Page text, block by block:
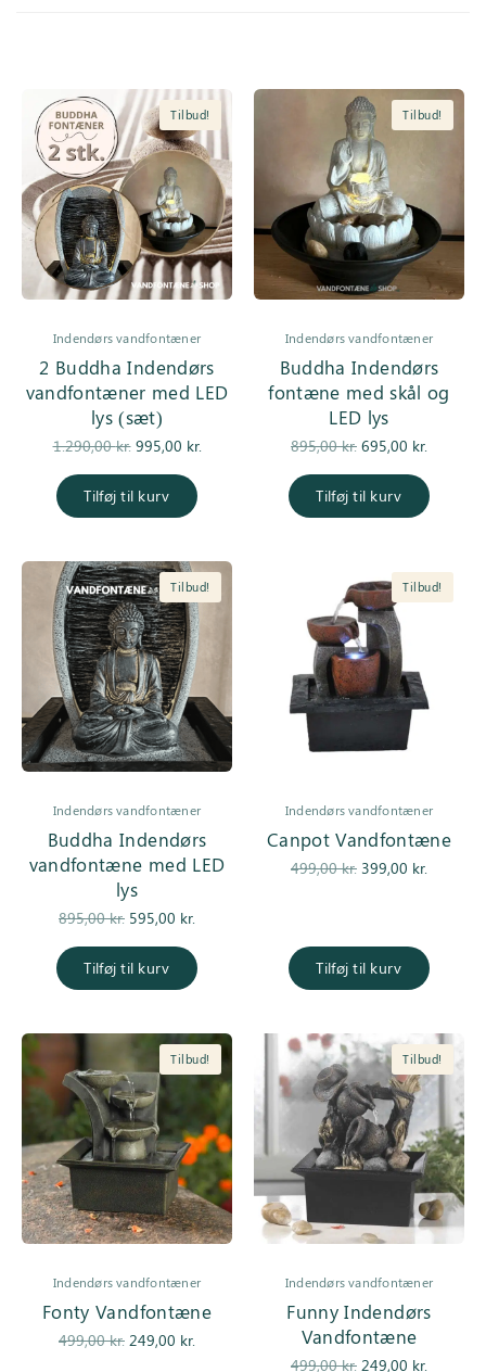
Tilbud!
Indendørs vandfontæner
2 Buddha Indendørs
vandfontæner med LED
lys (sæt)
1.290,00kr.
Den
pris var:
1.290,00 kr..
995,00 kr.
Tilføj til kurv
Tilbud!
Indendørs vandfontæner
Buddha Indendørs
fontæne med skål og
LED lys
895,00kr.
Den
pris var:
895,00 kr..
695,00 kr.
Tilføj til kurv
Tilbud!
Indendørs vandfontæner
Buddha Indendørs
vandfontæne med LED
lys
895,00kr.
Den
pris var:
895,00 kr..
595,00 kr.
Tilføj til kurv
Tilbud!
Indendørs vandfontæner
Canpot Vandfontæne
499,00kr.
Den
399,00 kr.
Tilføj til kurv
Tilbud!
Indendørs vandfontæner
Fonty Vandfontæne
499,00kr.
Den
249,00 kr.
Tilbud!
Indendørs vandfontæner
Funny Indendørs
Vandfontæne
499,00kr.
Den
249,00 kr.
Kundeservice